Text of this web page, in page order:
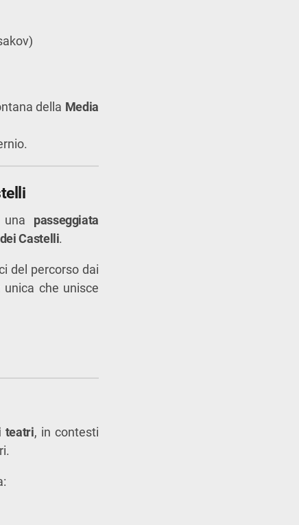
della Media
una passeggiata
Castelli.
del percorso dai
unica che unisce
teatri, in contesti